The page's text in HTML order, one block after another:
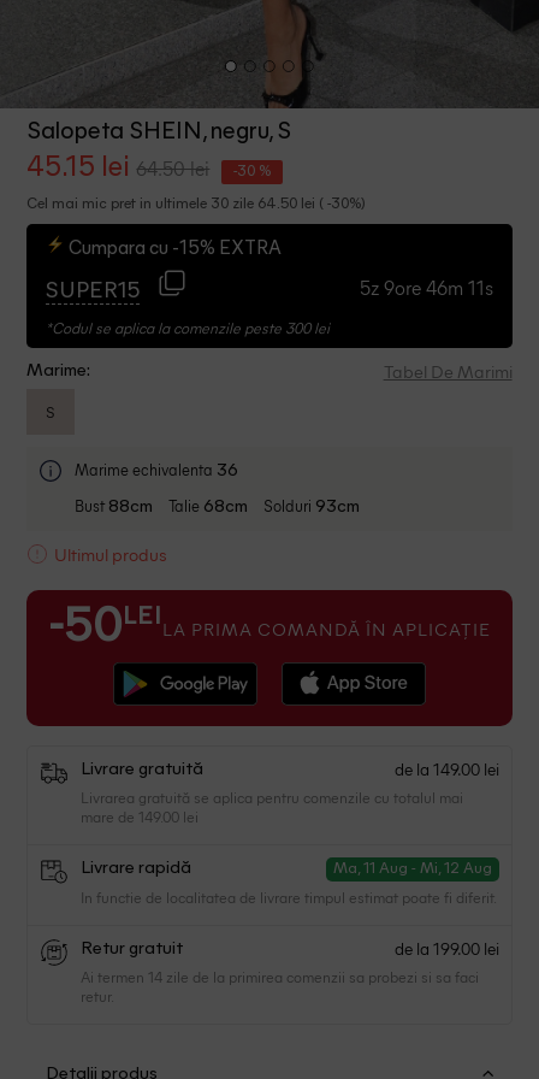
Salopeta SHEIN, negru, S
45.15 lei 64.50 lei -30 %
Cel mai mic pret in ultimele 30 zile 64.50 lei ( -30%)
Cumpara cu -15% EXTRA
SUPER15 5z 9ore 46m 11s
*Codul se aplica la comenzile peste 300 lei
Marime: Tabel De Marimi
S
Marime echivalenta 36
Bust 88cm Talie 68cm Solduri 93cm
Ultimul produs
-50 LEI LA PRIMA COMANDĂ ÎN APLICAȚIE
Livrare gratuită de la 149.00 lei
Livrarea gratuită se aplica pentru comenzile cu totalul mai
mare de 149.00 lei
Livrare rapidă Ma, 11 Aug - Mi, 12 Aug
In functie de localitatea de livrare timpul estimat poate fi diferit.
Retur gratuit de la 199.00 lei
Ai termen 14 zile de la primirea comenzii sa probezi si sa faci
retur.
Detalii produs